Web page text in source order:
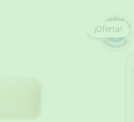
¡Oferta!
¡Oferta!